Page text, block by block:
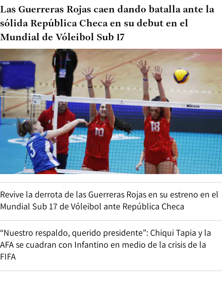
Las Guerreras Rojas caen dando batalla ante la
sólida República Checa en su debut en el
Mundial de Vóleibol Sub 17
Revive la derrota de las Guerreras Rojas en su estreno en el
Mundial Sub 17 de Vóleibol ante República Checa
“Nuestro respaldo, querido presidente”: Chiqui Tapia y la
AFA se cuadran con Infantino en medio de la crisis de la
FIFA